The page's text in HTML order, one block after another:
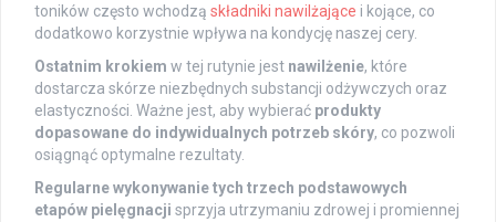
toników często wchodzą składniki nawilżające i kojące, co
dodatkowo korzystnie wpływa na kondycję naszej cery.
Ostatnim krokiem w tej rutynie jest nawilżenie, które
dostarcza skórze niezbędnych substancji odżywczych oraz
elastyczności. Ważne jest, aby wybierać produkty
dopasowane do indywidualnych potrzeb skóry, co pozwoli
osiągnąć optymalne rezultaty.
Regularne wykonywanie tych trzech podstawowych
etapów pielęgnacji sprzyja utrzymaniu zdrowej i promiennej